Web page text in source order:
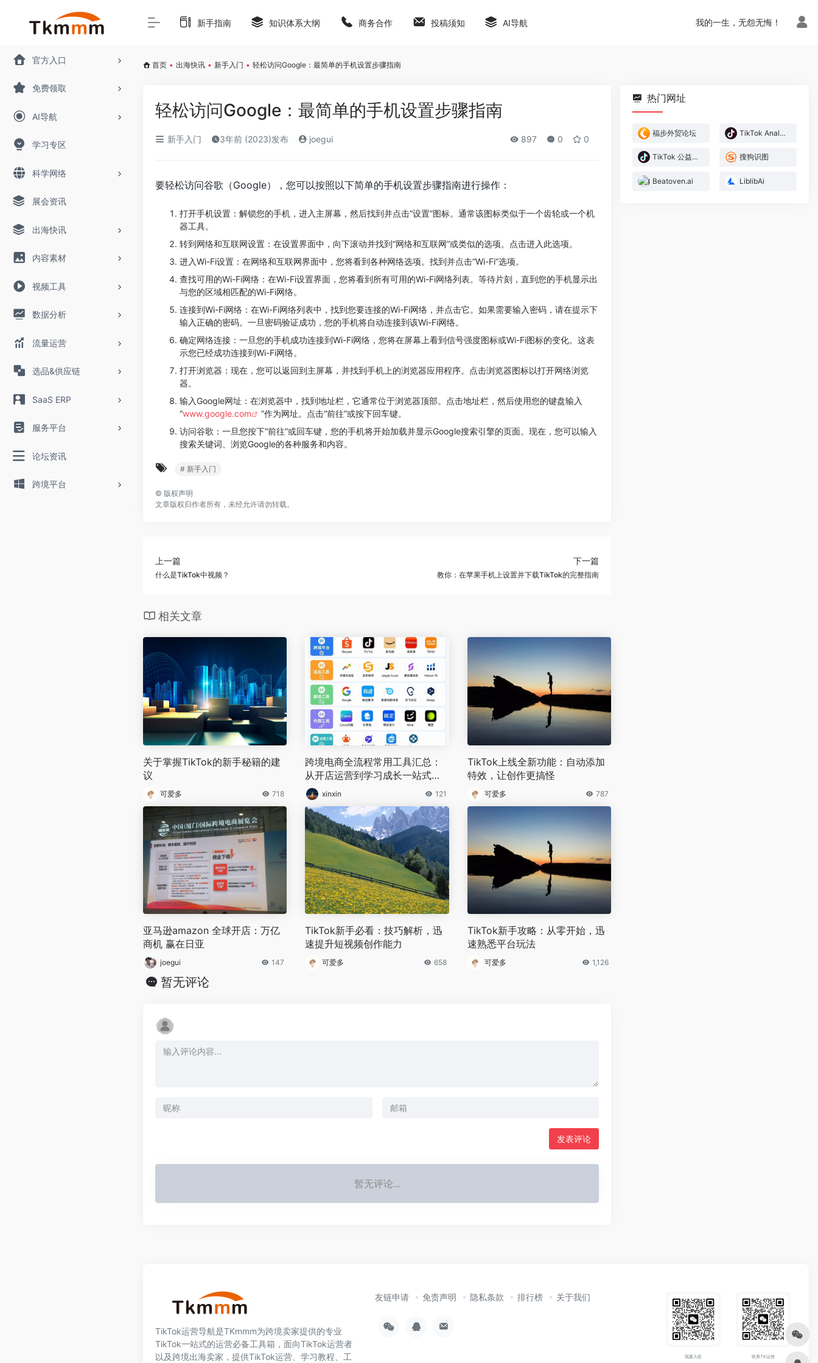
官方入口
免费领取
AI导航
学习专区
科学网络
展会资讯
出海快讯
内容素材
视频工具
数据分析
流量运营
选品&供应链
SaaS ERP
服务平台
论坛资讯
跨境平台
新手指南 知识体系大纲 商务合作 投稿须知 AI导航 我的一生，无怨无悔！
首页 • 出海快讯 • 新手入门 • 轻松访问Google：最简单的手机设置步骤指南
轻松访问Google：最简单的手机设置步骤指南
新手入门 3年前 (2023)发布 joegui 897 0 0
要轻松访问谷歌（Google），您可以按照以下简单的手机设置步骤指南进行操作：
打开手机设置：解锁您的手机，进入主屏幕，然后找到并点击“设置”图标。通常该图标类似于一个齿轮或一个机
器工具。
转到网络和互联网设置：在设置界面中，向下滚动并找到“网络和互联网”或类似的选项。点击进入此选项。
进入Wi-Fi设置：在网络和互联网界面中，您将看到各种网络选项。找到并点击“Wi-Fi”选项。
查找可用的Wi-Fi网络：在Wi-Fi设置界面，您将看到所有可用的Wi-Fi网络列表。等待片刻，直到您的手机显示出
与您的区域相匹配的Wi-Fi网络。
连接到Wi-Fi网络：在Wi-Fi网络列表中，找到您要连接的Wi-Fi网络，并点击它。如果需要输入密码，请在提示下
输入正确的密码。一旦密码验证成功，您的手机将自动连接到该Wi-Fi网络。
确定网络连接：一旦您的手机成功连接到Wi-Fi网络，您将在屏幕上看到信号强度图标或Wi-Fi图标的变化。这表
示您已经成功连接到Wi-Fi网络。
打开浏览器：现在，您可以返回到主屏幕，并找到手机上的浏览器应用程序。点击浏览器图标以打开网络浏览
器。
输入Google网址：在浏览器中，找到地址栏，它通常位于浏览器顶部。点击地址栏，然后使用您的键盘输入
“www.google.com
”作为网址。点击“前往”或按下回车键。
访问谷歌：一旦您按下“前往”或回车键，您的手机将开始加载并显示Google搜索引擎的页面。现在，您可以输入
搜索关键词、浏览Google的各种服务和内容。
# 新手入门
© 版权声明
文章版权归作者所有，未经允许请勿转载。
上一篇
什么是TikTok中视频？
下一篇
教你：在苹果手机上设置并下载TikTok的完整指南
相关文章
关于掌握TikTok的新手秘籍的建
议
可爱多 718
跨境电商全流程常用工具汇总：
从开店运营到学习成长一站式清
单
xinxin 121
TikTok上线全新功能：自动添加
特效，让创作更搞怪
可爱多 787
亚马逊amazon 全球开店：万亿
商机 赢在日亚
joegui 147
TikTok新手必看：技巧解析，迅
速提升短视频创作能力
可爱多 658
TikTok新手攻略：从零开始，迅
速熟悉平台玩法
可爱多 1,126
暂无评论
发表评论
暂无评论...
热门网址
福步外贸论坛 TikTok Analytics
TikTok 公益网站 搜狗识图
Beatoven.ai LiblibAi
TikTok运营导航是TKmmm为跨境卖家提供的专业
TikTok一站式的运营必备工具箱，面向TikTok运营者
以及跨境出海卖家，提供TikTok运营、学习教程、工
友链申请 免责声明 隐私条款 排行榜 关于我们
我要入驻 联系TK运营